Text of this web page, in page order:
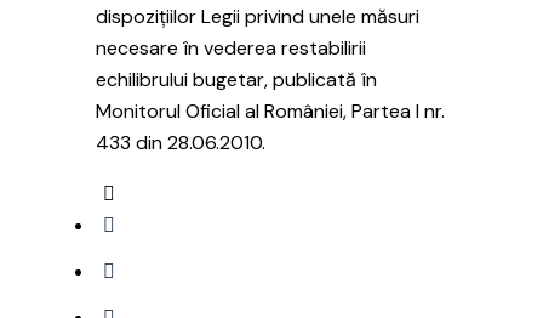
dispozițiilor Legii privind unele măsuri
necesare în vederea restabilirii
echilibrului bugetar, publicată în
Monitorul Oficial al României, Partea I nr.
433 din 28.06.2010.